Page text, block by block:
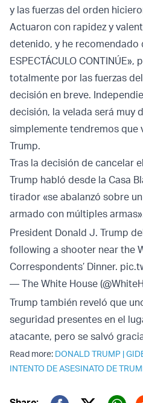
y las fuerzas del orden
Actuaron con rapidez y
detenido, y he recomendado
ESPECTÁCULO
totalmente por las fuerzas
decisión en breve.
decisión, la velada será muy
simplemente tendremos que
Trump.
Tras la decisión de cancelar
Trump habló desde la Casa
tirador «se abalanzó sobre
armado con múltiples
President Donald J. Trump
following a shooter near the
Correspondents’ Dinner.
— The White House
Trump también reveló que
seguridad presentes en el
atacante, pero se salvó
Read more: DONALD TRUMP |
INTENTO DE ASESINATO DE